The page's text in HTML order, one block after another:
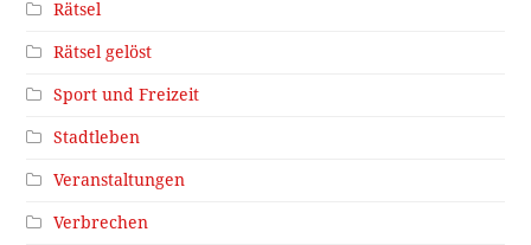
Rätsel
Rätsel gelöst
Sport und Freizeit
Stadtleben
Veranstaltungen
Verbrechen